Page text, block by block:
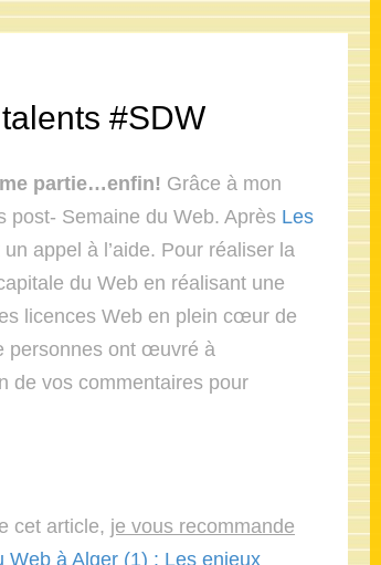
#SDW
partie…enfin! Grâce à mon
post- Semaine du Web. Après Les
appel à l’aide. Pour réaliser la
du Web en réalisant une
licences Web en plein cœur de
personnes ont œuvré à
de vos commentaires pour
cet article, je vous recommande
Web à Alger (1) : Les enjeux